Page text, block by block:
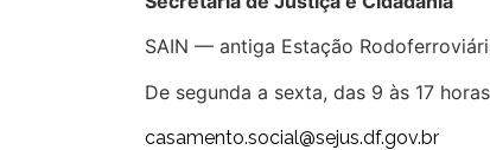
SAIN — antiga Estação
De segunda a sexta, das 9 às 17 horas
casamento.social@sejus.df.gov.br